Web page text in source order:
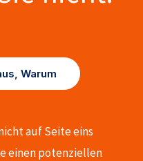
Warum
auf Seite eins
einen potenziellen